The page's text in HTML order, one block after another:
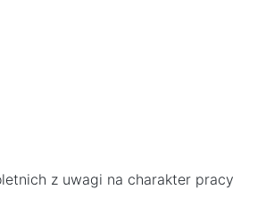
z uwagi na charakter pracy